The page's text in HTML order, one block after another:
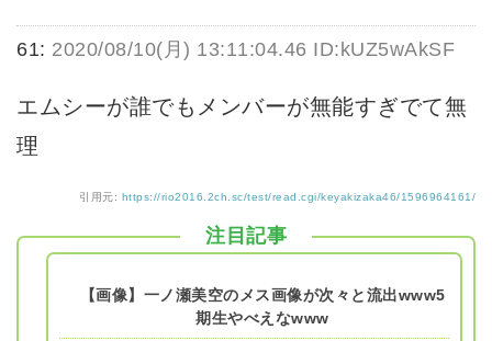
61: 2020/08/10(月) 13:11:04.46 ID:kUZ5wAkSF
エムシーが誰でもメンバーが無能すぎでて無
理
引用元: https://rio2016.2ch.sc/test/read.cgi/keyakizaka46/1596964161/
注目記事
【画像】一ノ瀬美空のメス画像が次々と流出www5
期生やべえなwww